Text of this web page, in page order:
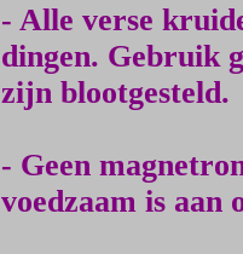
- Alle verse
dingen. Gebruik
zijn blootgesteld.
- Geen
voedzaam is aan